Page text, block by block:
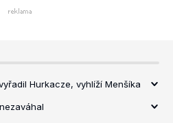
Hurkacze, vyhlíží Menšíka